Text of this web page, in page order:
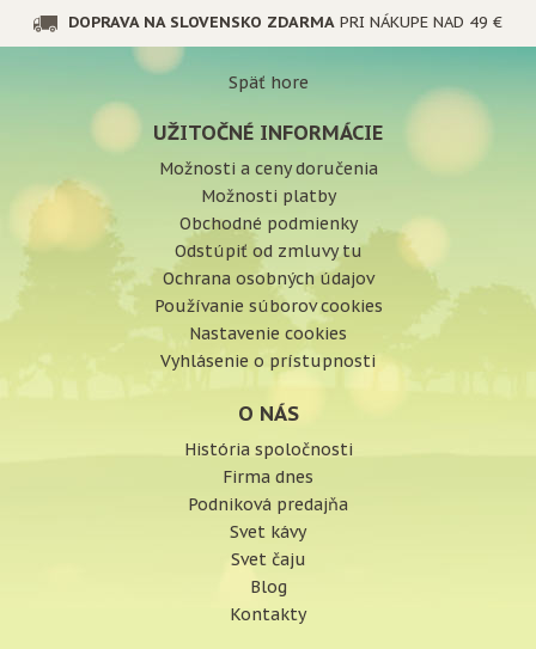
DOPRAVA NA SLOVENSKO ZDARMA PRI NÁKUPE NAD 49 €
Späť hore
UŽITOČNÉ INFORMÁCIE
Možnosti a ceny doručenia
Možnosti platby
Obchodné podmienky
Odstúpiť od zmluvy tu
Ochrana osobných údajov
Používanie súborov cookies
Nastavenie cookies
Vyhlásenie o prístupnosti
O NÁS
História spoločnosti
Firma dnes
Podniková predajňa
Svet kávy
Svet čaju
Blog
Kontakty